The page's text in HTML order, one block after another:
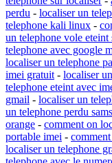
perdu - localiser un
telephone kali linux -
un telephone vole eteint
telephone avec google
localiser un telephone
imei gratuit - localiser
telephone eteint avec
gmail - localiser un
un telephone perdu
orange - comment on
portable imei -
localiser un telephone